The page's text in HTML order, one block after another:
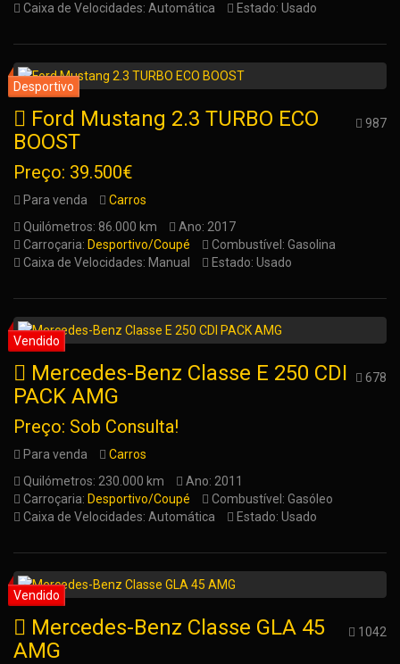
Caixa de Velocidades: Automática
Estado: Usado
987
Ford Mustang 2.3 TURBO ECO
BOOST
Preço: 39.500€
Para venda
Carros
Quilómetros: 86.000 km
Ano: 2017
Carroçaria: Desportivo/Coupé
Combustível: Gasolina
Caixa de Velocidades: Manual
Estado: Usado
678
Mercedes-Benz Classe E 250 CDI
PACK AMG
Preço: Sob Consulta!
Para venda
Carros
Quilómetros: 230.000 km
Ano: 2011
Carroçaria: Desportivo/Coupé
Combustível: Gasóleo
Caixa de Velocidades: Automática
Estado: Usado
1042
Mercedes-Benz Classe GLA 45
AMG